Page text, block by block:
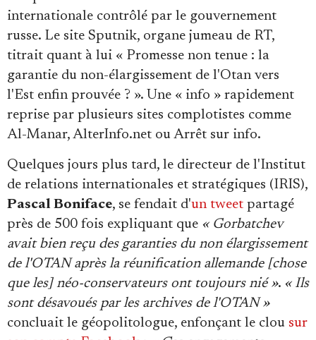
internationale contrôlé par le gouvernement
russe. Le site Sputnik, organe jumeau de RT,
titrait quant à lui « Promesse non tenue : la
garantie du non-élargissement de l'Otan vers
l'Est enfin prouvée ? ». Une « info » rapidement
reprise par plusieurs sites complotistes comme
Al-Manar, AlterInfo.net ou Arrêt sur info.
Quelques jours plus tard, le directeur de l'Institut
de relations internationales et stratégiques (IRIS),
Pascal Boniface, se fendait d'un tweet partagé
près de 500 fois expliquant que « Gorbatchev
avait bien reçu des garanties du non élargissement
de l'OTAN après la réunification allemande [chose
que les] néo-conservateurs ont toujours nié ». « Ils
sont désavoués par les archives de l'OTAN »
concluait le géopolitologue, enfonçant le clou sur